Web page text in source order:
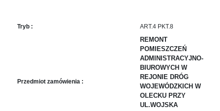
sprawę
Sprzedaż
Tryb : ART.4 PKT.8
Przedmiot zamówienia :
REMONT
POMIESZCZEŃ
ADMINISTRACYJNO-
BIUROWYCH W
REJONIE DRÓG
WOJEWÓDZKICH W
OLECKU PRZY
UL.WOJSKA